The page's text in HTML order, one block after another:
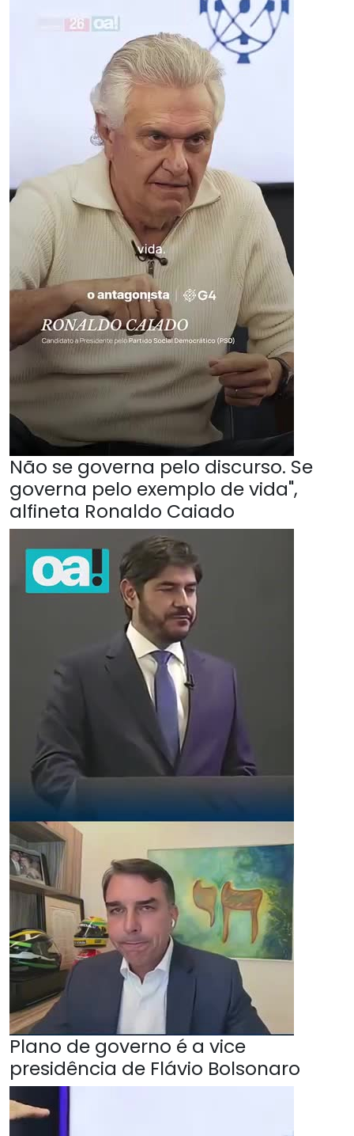
Não se governa pelo discurso. Se
governa pelo exemplo de vida",
alfineta Ronaldo Caiado
Plano de governo é a vice
presidência de Flávio Bolsonaro